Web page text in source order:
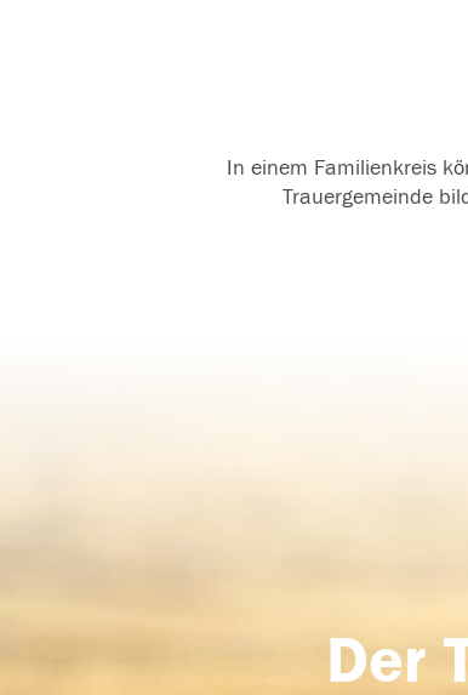
In einem Familienkreis
Trauergemeinde
Der